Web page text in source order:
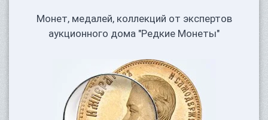
Монет, медалей, коллекций от экспертов
аукционного дома "Редкие Монеты"